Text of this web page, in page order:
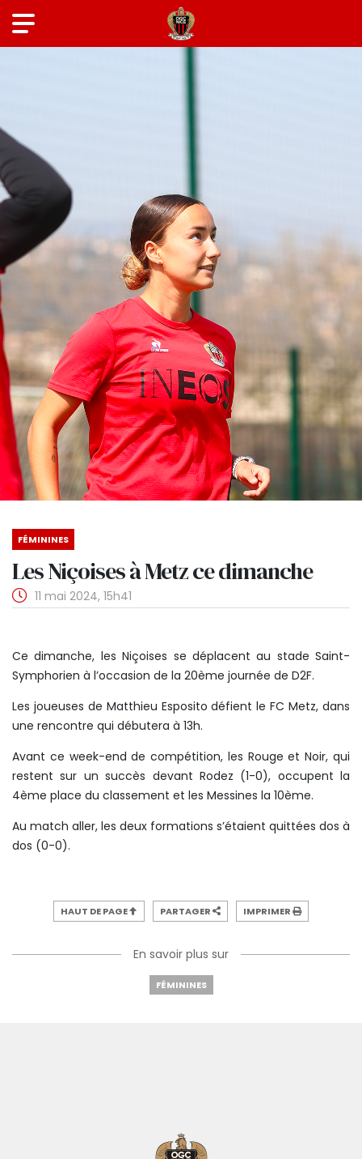
FÉMININES
Les Niçoises à Metz ce dimanche
11 mai 2024, 15h41
Ce dimanche, les Niçoises se déplacent au stade Saint-
Symphorien à l’occasion de la 20ème journée de D2F.
Les joueuses de Matthieu Esposito défient le FC Metz, dans
une rencontre qui débutera à 13h.
Avant ce week-end de compétition, les Rouge et Noir, qui
restent sur un succès devant Rodez (1-0), occupent la
4ème place du classement et les Messines la 10ème.
Au match aller, les deux formations s’étaient quittées dos à
dos (0-0).
HAUT DE PAGE PARTAGER IMPRIMER
En savoir plus sur
FÉMININES